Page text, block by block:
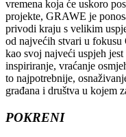
vremena koja će uskoro
projekte, GRAWE je
privodi kraju s velikim
od najvećih stvari u
kao svoj najveći uspjeh
inspiriranje, vraćanje
to najpotrebnije,
građana i društva u kojem
POKRENI